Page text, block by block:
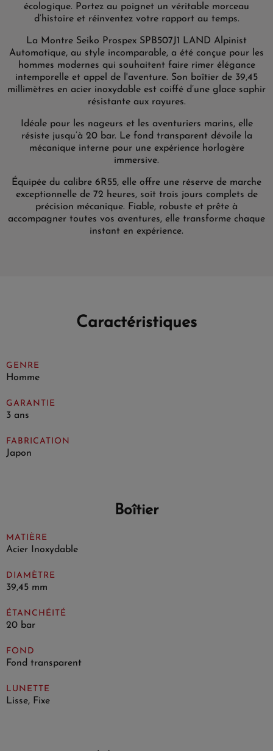
écologique. Portez au poignet un véritable morceau
d’histoire et réinventez votre rapport au temps.
La Montre Seiko Prospex SPB507J1 LAND Alpinist
Automatique, au style incomparable, a été conçue pour les
hommes modernes qui souhaitent faire rimer élégance
intemporelle et appel de l'aventure. Son boîtier de 39,45
millimètres en acier inoxydable est coiffé d’une glace saphir
résistante aux rayures.
Idéale pour les nageurs et les aventuriers marins, elle
résiste jusqu’à 20 bar. Le fond transparent dévoile la
mécanique interne pour une expérience horlogère
immersive.
Équipée du calibre 6R55, elle offre une réserve de marche
exceptionnelle de 72 heures, soit trois jours complets de
précision mécanique. Fiable, robuste et prête à
accompagner toutes vos aventures, elle transforme chaque
instant en expérience.
Caractéristiques
GENRE
Homme
GARANTIE
3 ans
FABRICATION
Japon
Boîtier
MATIÈRE
Acier Inoxydable
DIAMÈTRE
39,45 mm
ÉTANCHÉITÉ
20 bar
FOND
Fond transparent
LUNETTE
Lisse, Fixe